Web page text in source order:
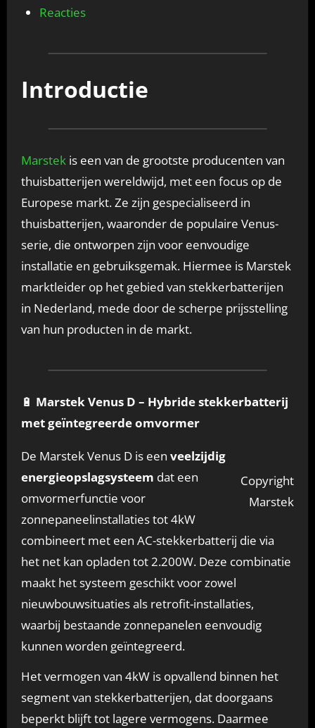
Reacties
Introductie
Marstekis een van de grootste producenten van
thuisbatterijen wereldwijd, met een focus op de
Europese markt. Ze zijn gespecialiseerd in
thuisbatterijen, waaronder de populaire Venus-
serie, die ontworpen zijn voor eenvoudige
installatie en gebruiksgemak. Hiermee is Marstek
marktleider op het gebied van stekkerbatterijen
in Nederland, mede door de scherpe prijsstelling
van hun producten in de markt.
🔋 Marstek Venus D – Hybride stekkerbatterij
met geïntegreerde omvormer
Copyright
Marstek
De Marstek Venus D is een veelzijdig
energieopslagsysteem dat een
omvormerfunctie voor
zonnepaneelinstallaties tot 4kW
combineert met een AC-stekkerbatterij die via
het net kan opladen tot 2.200W. Deze combinatie
maakt het systeem geschikt voor zowel
nieuwbouwsituaties als retrofit-installaties,
waarbij bestaande zonnepanelen eenvoudig
kunnen worden geïntegreerd.
Het vermogen van 4kW is opvallend binnen het
segment van stekkerbatterijen, dat doorgaans
beperkt blijft tot lagere vermogens. Daarmee